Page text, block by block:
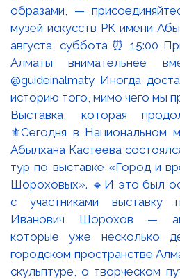
Выставка, которая
⚜️Сегодня в Национальном
Абылхана Кастеева
тур по выставке «Город и
Шороховых». 🔹И это был
с участниками
Иванович Шорохов —
которые уже несколько
городском пространстве
скульптуре, о творческом